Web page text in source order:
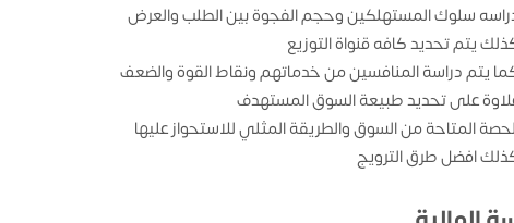
سلوك المستهلكين وحجم الفجوة بين الطلب والعرض
يتم تحديد كافه قنواة التوزيع
يتم دراسة المنافسين من خدماتهم ونقاط القوة والضعف
على تحديد طبيعة السوق المستهدف
المتاحة من السوق والطريقة المثلي للاستحواز عليها
افضل طرق الترويج